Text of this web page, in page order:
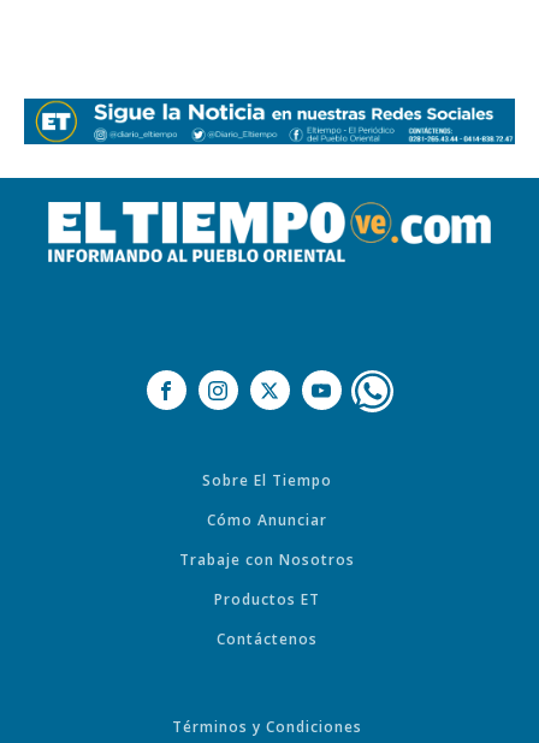
Sobre El Tiempo
Cómo Anunciar
Trabaje con Nosotros
Productos ET
Contáctenos
Términos y Condiciones